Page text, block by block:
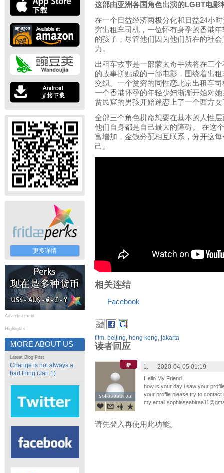
更多详情
Advertisement
Highlights
MORE ABOUT US
Latest Blog Post
Change is not always a
bad thing (Jan 1)
这部由亚洲各国角色出演的LGBT电影
在一个日益经济两极分化和日益24小
穷出租车司机，一位怀有身孕的香港
的孩子，尽管他们因为他们所在的社
力。
出租车故事是一部蒙太奇手法将在三
的故事拼贴成的一部电影，围绕着出
交织。一个贫穷的同性恋北京出租车
一个香港怀孕的年轻少妇渐渐开始对
贫民窟的男孩开始迷恋上了一个西方
全部三个角色拼命想要在基本的人性
他们自身都是自己最大的障碍。 在这
富增加，金钱分配相互联系，分开这
己。
相关连结
Facebook
film, beijing, hong kong, jakarta
读者回应
sofiasaabiraa
sofiasaabiraa
新 1. 2020-04-05 01:19
Hello My Friend
how is your day i saw your
your profile please try to
my email
请先登入再使用此功能。